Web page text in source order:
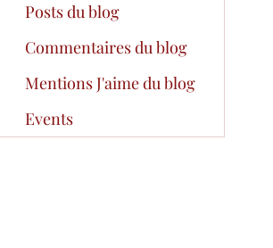
Posts du blog
Commentaires du blog
Mentions J'aime du blog
Events